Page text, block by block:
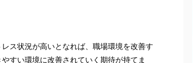
ス状況が高いとなれば、職場環境を改善す
すい環境に改善されていく期待が持てま